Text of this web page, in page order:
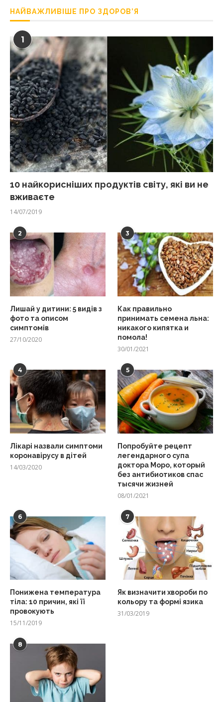
НАЙВАЖЛИВІШЕ ПРО ЗДОРОВ’Я
1
10 найкорисніших продуктів світу, які ви не
вживаєте
14/07/2019
2
Лишай у дитини: 5 видів з
фото та описом
симптомів
27/10/2020
3
Как правильно
принимать семена льна:
никакого кипятка и
помола!
30/01/2021
4
Лікарі назвали симптоми
коронавірусу в дітей
14/03/2020
5
Попробуйте рецепт
легендарного супа
доктора Моро, который
без антибиотиков спас
тысячи жизней
08/01/2021
6
Понижена температура
тіла: 10 причин, які її
провокують
15/11/2019
7
Як визначити хвороби по
кольору та формі язика
31/03/2019
8